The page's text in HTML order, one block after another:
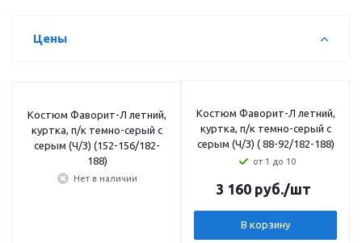
Цены
Костюм Фаворит-Л летний,
куртка, п/к темно-серый с
серым (Ч/З) (152-156/182-
188)
Нет в наличии
Костюм Фаворит-Л летний,
куртка, п/к темно-серый с
серым (Ч/З) ( 88-92/182-188)
от 1 до 10
3 160руб./шт
В корзину